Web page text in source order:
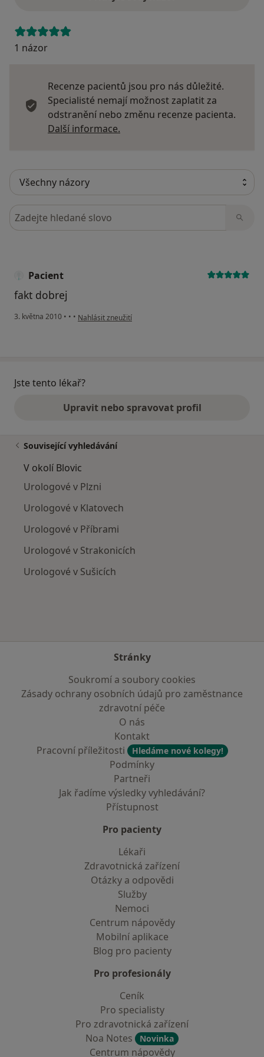
1 názor
Recenze pacientů jsou pro nás důležité.
Specialisté nemají možnost zaplatit za
odstranění nebo změnu recenze pacienta.
Další informace.
Hledejte v názorech
Pacient
fakt dobrej
3. května 2010 • • • podle názoru uživatele Pacient
Nahlásit zneužití
Jste tento lékař?
Upravit nebo spravovat profil
Související vyhledávání
V okolí Blovic
Urologové v Plzni
Urologové v Klatovech
Urologové v Příbrami
Urologové v Strakonicích
Urologové v Sušicích
Stránky
Soukromí a soubory cookies
Zásady ochrany osobních údajů pro zaměstnance
zdravotní péče
O nás
Kontakt
Pracovní příležitosti
Hledáme nové kolegy!
Podmínky
Partneři
Jak řadíme výsledky vyhledávání?
Přístupnost
Pro pacienty
Lékaři
Zdravotnická zařízení
Otázky a odpovědi
Služby
Nemoci
Centrum nápovědy
Mobilní aplikace
Blog pro pacienty
Pro profesionály
Ceník
Pro specialisty
Pro zdravotnická zařízení
Noa Notes
Novinka
Centrum nápovědy